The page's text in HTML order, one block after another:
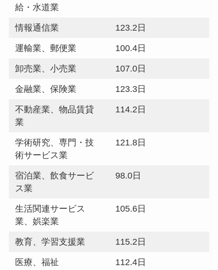
給・水道業
情報通信業 123.2日
運輸業、郵便業 100.4日
卸売業、小売業 107.0日
金融業、保険業 123.3日
不動産業、物品賃貸
業
114.2日
学術研究、専門・技
術サービス業
121.8日
宿泊業、飲食サービ
ス業
98.0日
生活関連サービス
業、娯楽業
105.6日
教育、学習支援業 115.2日
医療、福祉 112.4日